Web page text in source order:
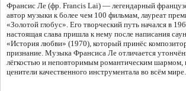
Франсис Ле (фр. Francis Lai) — легендарный
автор музыки к более чем 100 фильмам, лауреат
«Золотой глобус». Его творческий путь начался в
настоящая слава пришла к нему после написания
«История любви» (1970), который принёс
признание. Музыка Франсиса Ле отличается
лёгкостью и неповторимым романтическим шармом,
ценители качественного инструментала во всём мире.